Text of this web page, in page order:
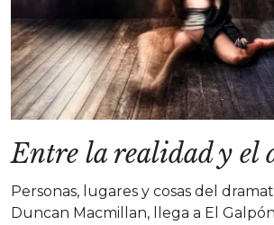
Entre la realidad y el
Personas, lugares y cosas del
Duncan Macmillan, llega a El